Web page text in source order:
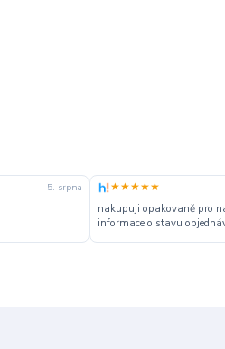
5. srpna ★★★★★
nakupuji opakovaně pro
informace o stavu